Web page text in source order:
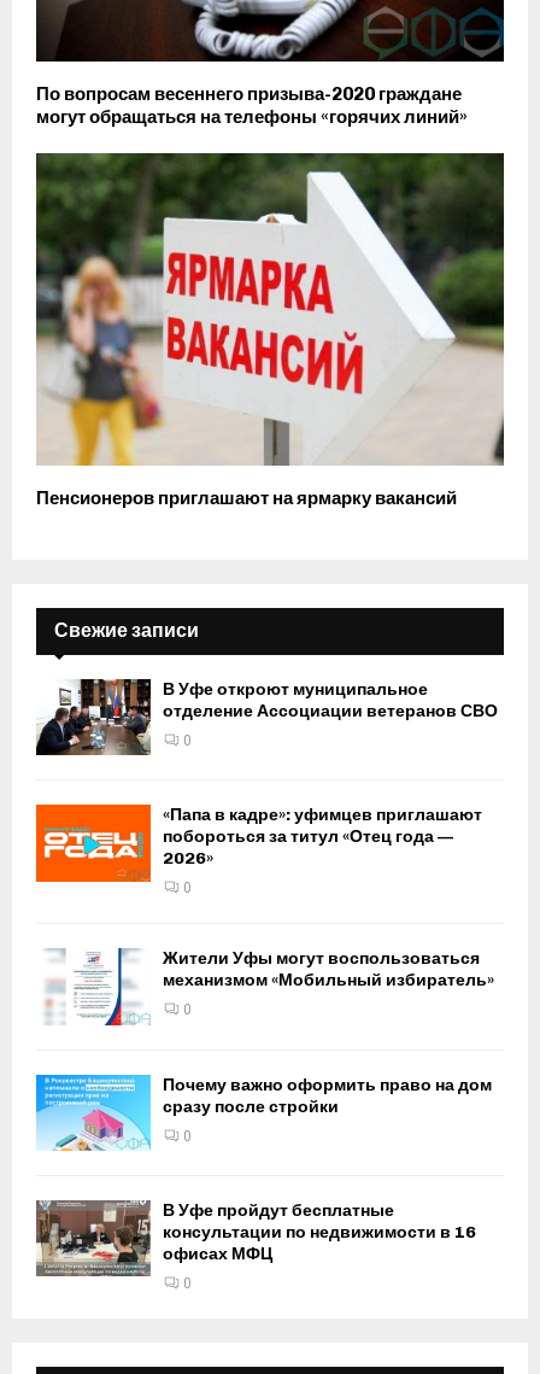
По вопросам весеннего призыва-2020 граждане
могут обращаться на телефоны «горячих линий»
Пенсионеров приглашают на ярмарку вакансий
Свежие записи
В Уфе откроют муниципальное
отделение Ассоциации ветеранов СВО
0
«Папа в кадре»: уфимцев приглашают
побороться за титул «Отец года —
2026»
0
Жители Уфы могут воспользоваться
механизмом «Мобильный избиратель»
0
Почему важно оформить право на дом
сразу после стройки
0
В Уфе пройдут бесплатные
консультации по недвижимости в 16
офисах МФЦ
0